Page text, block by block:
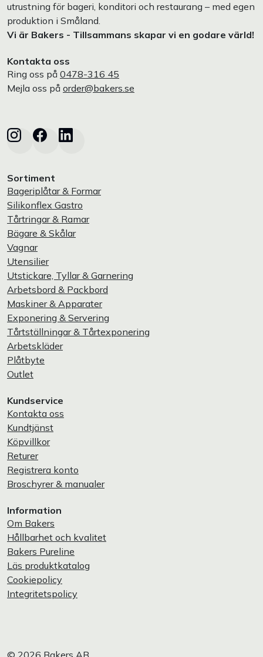
utrustning för bageri, konditori och restaurang – med egen
produktion i Småland.
Vi är Bakers - Tillsammans skapar vi en godare värld!
Kontakta oss
Ring oss på 0478-316 45
Mejla oss på order@bakers.se
Sortiment
Bageriplåtar & Formar
Silikonflex Gastro
Tårtringar & Ramar
Bägare & Skålar
Vagnar
Utensilier
Utstickare, Tyllar & Garnering
Arbetsbord & Packbord
Maskiner & Apparater
Exponering & Servering
Tårtställningar & Tårtexponering
Arbetskläder
Plåtbyte
Outlet
Kundservice
Kontakta oss
Kundtjänst
Köpvillkor
Returer
Registrera konto
Broschyrer & manualer
Information
Om Bakers
Hållbarhet och kvalitet
Bakers Pureline
Läs produktkatalog
Cookiepolicy
Integritetspolicy
© 2026 Bakers AB